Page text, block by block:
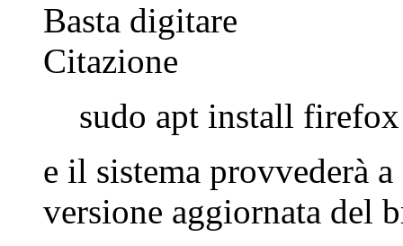
Basta digitare
Citazione
sudo apt install firefox
e il sistema provvederà
versione aggiornata del